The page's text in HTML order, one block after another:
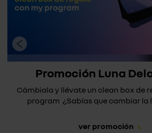
Promoción Luna
Cámbiala y llévate un clean box de
program ¿Sabías que cambiar la
ver promoción